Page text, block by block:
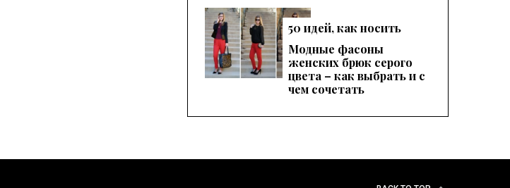
50 идей, как носить
брюки, чтобы
выглядеть эффектно
Модные фасоны
женских брюк серого
цвета – как выбрать и с
чем сочетать